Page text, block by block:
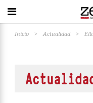
Inicio > Actualidad >